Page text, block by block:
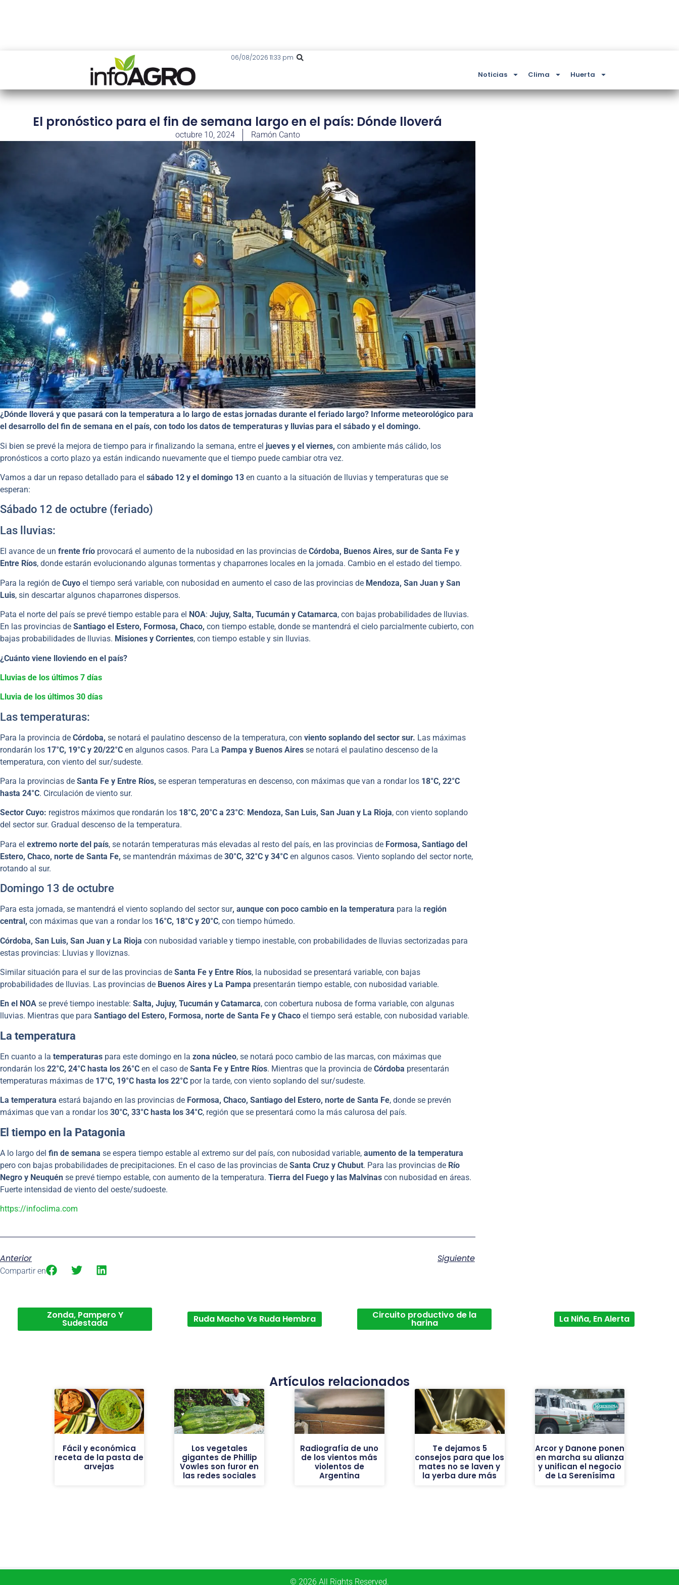
06/08/2026 11:33 pm
Noticias Clima Huerta
El pronóstico para el fin de semana largo en el país: Dónde lloverá
octubre 10, 2024 Ramón Canto
¿Dónde lloverá y que pasará con la temperatura a lo largo de estas jornadas durante el feriado largo? Informe meteorológico para
el desarrollo del fin de semana en el país, con todo los datos de temperaturas y lluvias para el sábado y el domingo.
Si bien se prevé la mejora de tiempo para ir finalizando la semana, entre el jueves y el viernes, con ambiente más cálido, los
pronósticos a corto plazo ya están indicando nuevamente que el tiempo puede cambiar otra vez.
Vamos a dar un repaso detallado para el sábado 12 y el domingo 13 en cuanto a la situación de lluvias y temperaturas que se
esperan:
Sábado 12 de octubre (feriado)
Las lluvias:
El avance de un frente frío provocará el aumento de la nubosidad en las provincias de Córdoba, Buenos Aires, sur de Santa Fe y
Entre Ríos, donde estarán evolucionando algunas tormentas y chaparrones locales en la jornada. Cambio en el estado del tiempo.
Para la región de Cuyo el tiempo será variable, con nubosidad en aumento el caso de las provincias de Mendoza, San Juan y San
Luis, sin descartar algunos chaparrones dispersos.
Pata el norte del país se prevé tiempo estable para el NOA: Jujuy, Salta, Tucumán y Catamarca, con bajas probabilidades de lluvias.
En las provincias de Santiago el Estero, Formosa, Chaco, con tiempo estable, donde se mantendrá el cielo parcialmente cubierto, con
bajas probabilidades de lluvias. Misiones y Corrientes, con tiempo estable y sin lluvias.
¿Cuánto viene lloviendo en el país?
Lluvias de los últimos 7 días
Lluvia de los últimos 30 días
Las temperaturas:
Para la provincia de Córdoba, se notará el paulatino descenso de la temperatura, con viento soplando del sector sur. Las máximas
rondarán los 17°C, 19°C y 20/22°C en algunos casos. Para La Pampa y Buenos Aires se notará el paulatino descenso de la
temperatura, con viento del sur/sudeste.
Para la provincias de Santa Fe y Entre Ríos, se esperan temperaturas en descenso, con máximas que van a rondar los 18°C, 22°C
hasta 24°C. Circulación de viento sur.
Sector Cuyo: registros máximos que rondarán los 18°C, 20°C a 23°C: Mendoza, San Luis, San Juan y La Rioja, con viento soplando
del sector sur. Gradual descenso de la temperatura.
Para el extremo norte del país, se notarán temperaturas más elevadas al resto del país, en las provincias de Formosa, Santiago del
Estero, Chaco, norte de Santa Fe, se mantendrán máximas de 30°C, 32°C y 34°C en algunos casos. Viento soplando del sector norte,
rotando al sur.
Domingo 13 de octubre
Para esta jornada, se mantendrá el viento soplando del sector sur, aunque con poco cambio en la temperatura para la región
central, con máximas que van a rondar los 16°C, 18°C y 20°C, con tiempo húmedo.
Córdoba, San Luis, San Juan y La Rioja con nubosidad variable y tiempo inestable, con probabilidades de lluvias sectorizadas para
estas provincias: Lluvias y lloviznas.
Similar situación para el sur de las provincias de Santa Fe y Entre Ríos, la nubosidad se presentará variable, con bajas
probabilidades de lluvias. Las provincias de Buenos Aires y La Pampa presentarán tiempo estable, con nubosidad variable.
En el NOA se prevé tiempo inestable: Salta, Jujuy, Tucumán y Catamarca, con cobertura nubosa de forma variable, con algunas
lluvias. Mientras que para Santiago del Estero, Formosa, norte de Santa Fe y Chaco el tiempo será estable, con nubosidad variable.
La temperatura
En cuanto a la temperaturas para este domingo en la zona núcleo, se notará poco cambio de las marcas, con máximas que
rondarán los 22°C, 24°C hasta los 26°C en el caso de Santa Fe y Entre Ríos. Mientras que la provincia de Córdoba presentarán
temperaturas máximas de 17°C, 19°C hasta los 22°C por la tarde, con viento soplando del sur/sudeste.
La temperatura estará bajando en las provincias de Formosa, Chaco, Santiago del Estero, norte de Santa Fe, donde se prevén
máximas que van a rondar los 30°C, 33°C hasta los 34°C, región que se presentará como la más calurosa del país.
El tiempo en la Patagonia
A lo largo del fin de semana se espera tiempo estable al extremo sur del país, con nubosidad variable, aumento de la temperatura
pero con bajas probabilidades de precipitaciones. En el caso de las provincias de Santa Cruz y Chubut. Para las provincias de Río
Negro y Neuquén se prevé tiempo estable, con aumento de la temperatura. Tierra del Fuego y las Malvinas con nubosidad en áreas.
Fuerte intensidad de viento del oeste/sudoeste.
https://infoclima.com
Anterior Siguiente
Compartir en
Zonda, Pampero Y
Sudestada Ruda Macho Vs Ruda Hembra Circuito productivo de la
harina La Niña, En Alerta
Artículos relacionados
Fácil y económica
receta de la pasta de
arvejas
Los vegetales
gigantes de Phillip
Vowles son furor en
las redes sociales
Radiografía de uno
de los vientos más
violentos de
Argentina
Te dejamos 5
consejos para que los
mates no se laven y
la yerba dure más
Arcor y Danone ponen
en marcha su alianza
y unifican el negocio
de La Serenísima
© 2026 All Rights Reserved.